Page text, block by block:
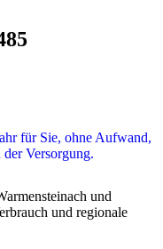
und
und regionale